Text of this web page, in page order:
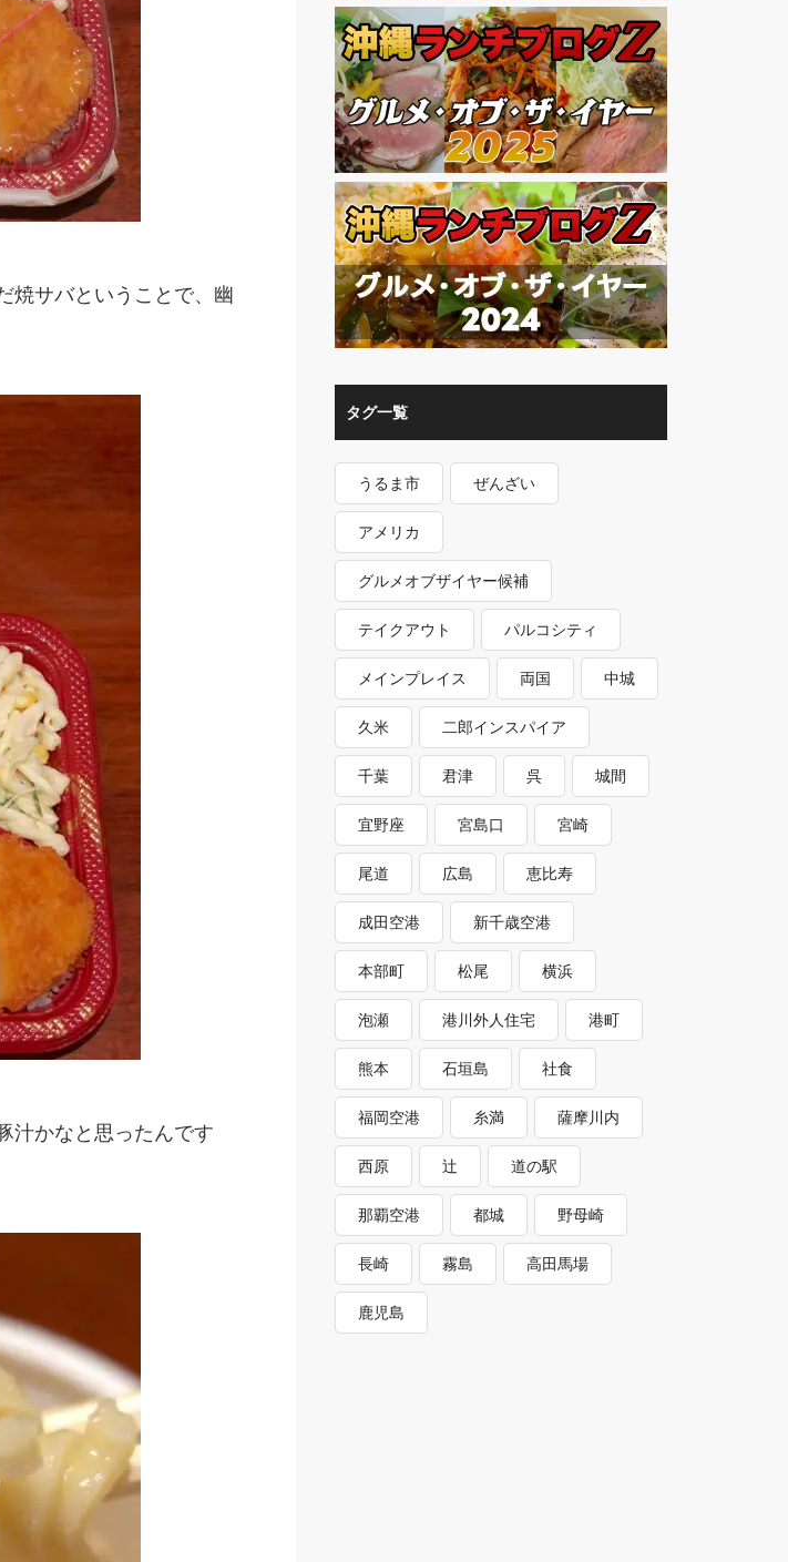
焼サバということで、幽
汁かなと思ったんです
タグ一覧
うるま市 ぜんざい
アメリカ
グルメオブザイヤー候補
テイクアウト パルコシティ
メインプレイス 両国 中城
久米 二郎インスパイア
千葉 君津 呉 城間
宜野座 宮島口 宮崎
尾道 広島 恵比寿
成田空港 新千歳空港
本部町 松尾 横浜
泡瀬 港川外人住宅 港町
熊本 石垣島 社食
福岡空港 糸満 薩摩川内
西原 辻 道の駅
那覇空港 都城 野母崎
長崎 霧島 高田馬場
鹿児島